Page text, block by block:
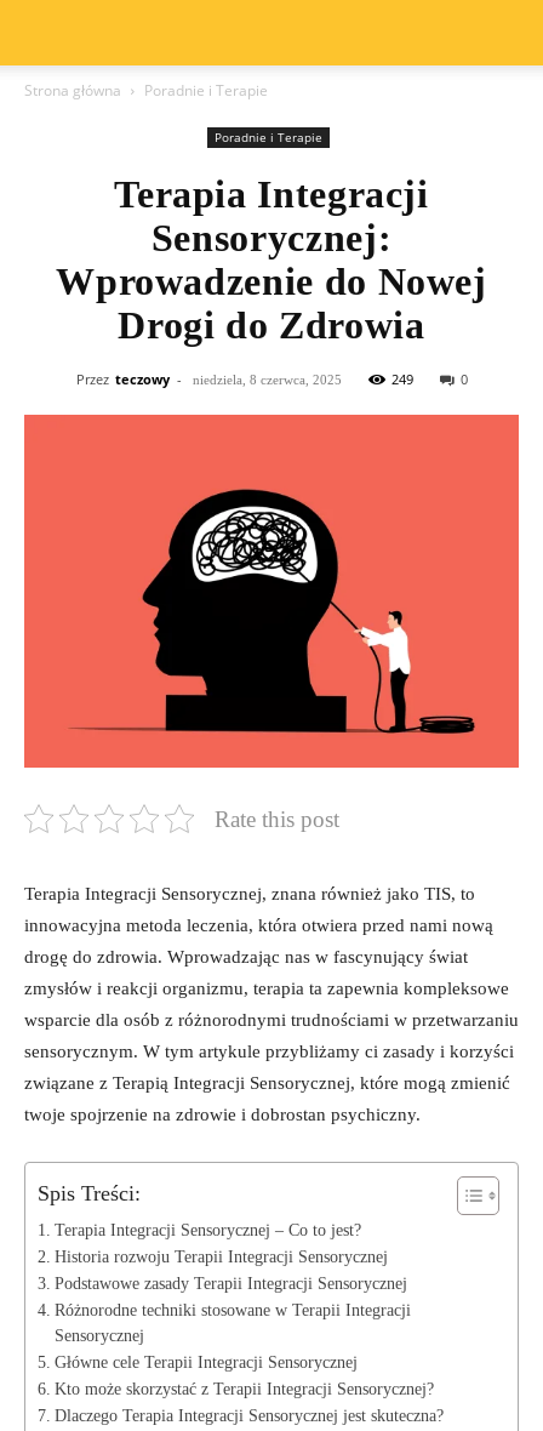
Strona główna Poradnie i Terapie
Poradnie i Terapie
Terapia Integracji
Sensorycznej:
Wprowadzenie do Nowej
Drogi do Zdrowia
Przez teczowy - niedziela, 8 czerwca, 2025 249 0
Rate this post
Terapia Integracji Sensorycznej, znana również jako TIS, to
innowacyjna ‍metoda leczenia, która otwiera przed nami nową
drogę do⁢ zdrowia.⁢ Wprowadzając nas w fascynujący świat
zmysłów​ i reakcji organizmu, terapia ta ⁢zapewnia kompleksowe
wsparcie dla osób z ‍różnorodnymi trudnościami w przetwarzaniu
sensorycznym. W tym artykule przybliżamy ci zasady⁣ i korzyści
związane z Terapią Integracji Sensorycznej, które mogą zmienić
twoje spojrzenie na zdrowie i ⁤dobrostan psychiczny.
Spis Treści:
Terapia⁤ Integracji Sensorycznej‍ – Co to jest?
Historia rozwoju ⁣Terapii Integracji‌ Sensorycznej
Podstawowe zasady Terapii Integracji Sensorycznej
Różnorodne techniki stosowane w Terapii Integracji
Sensorycznej
Główne cele Terapii Integracji ​Sensorycznej
Kto może skorzystać z Terapii Integracji Sensorycznej?
Dlaczego Terapia Integracji Sensorycznej jest skuteczna?